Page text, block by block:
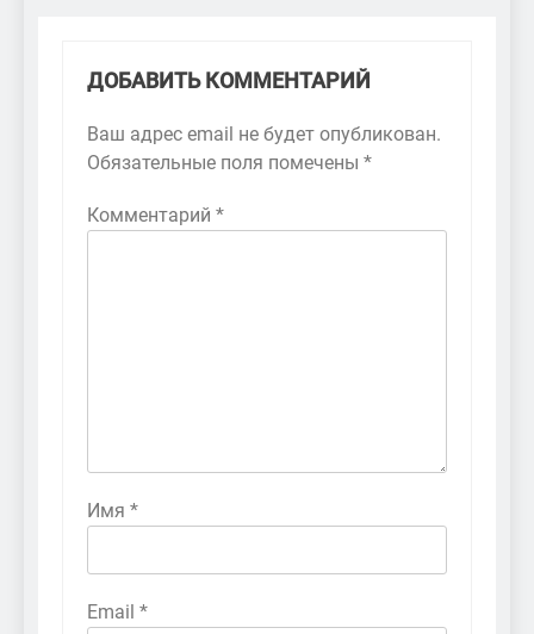
ДОБАВИТЬ КОММЕНТАРИЙ
Ваш адрес email не будет опубликован.
Обязательные поля помечены *
Комментарий *
Имя *
Email *